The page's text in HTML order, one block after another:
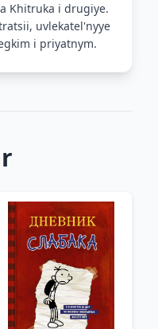
Khitruka i drugiye.
uvlekatel'nyye
i priyatnym.